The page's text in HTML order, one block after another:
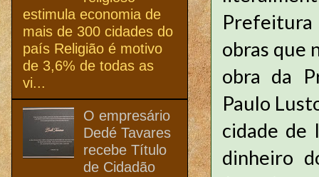
Prefeitura
obras que
obra da
Paulo
cidade de
dinheiro
estimula economia de
mais de 300 cidades do
país Religião é motivo
de 3,6% de todas as
vi...
O empresário
Dedé Tavares
recebe Título
de Cidadão